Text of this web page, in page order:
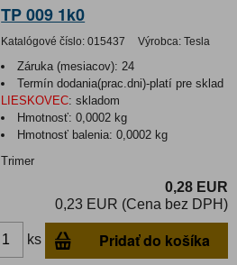
TP 009 1k0
Katalógové číslo: 015437 Výrobca: Tesla
Záruka (mesiacov): 24
Termín dodania(prac.dni)-platí pre sklad
LIESKOVEC: skladom
Hmotnosť:0,0002 kg
Hmotnosť balenia:0,0002 kg
Trimer
0,28 EUR
0,23 EUR (Cena bez DPH)
ks Pridať do košíka